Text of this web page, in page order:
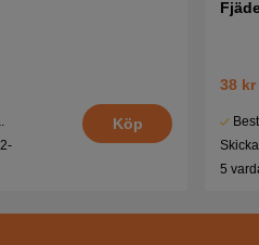
Köp
38 kr
5